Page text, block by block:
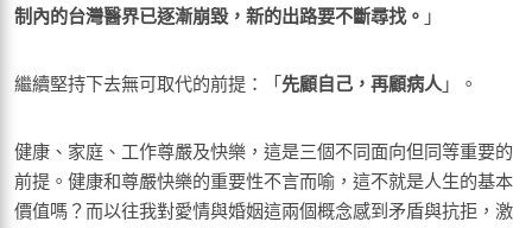
制內的台灣醫界已逐漸崩毀，新的出路要不斷尋找。 」
繼續堅持下去無可取代的前提：「先顧自己，再顧病人」。
健康、家庭、工作尊嚴及快樂，這是三個不同面向但同等重要的
前提。健康和尊嚴快樂的重要性不言而喻，這不就是人生的基本
價值嗎？而以往我對愛情與婚姻這兩個概念感到矛盾與抗拒，激